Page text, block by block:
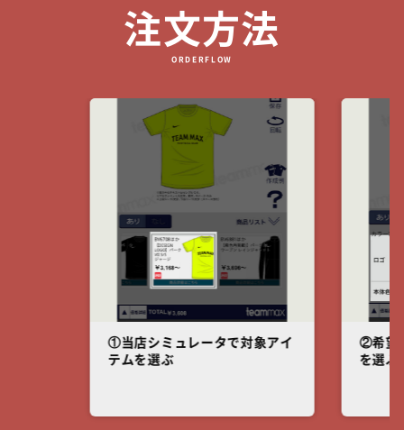
注文方法
ORDERFLOW
①当店シミュレータで対象アイ
テムを選ぶ
②希望
を選ぶ